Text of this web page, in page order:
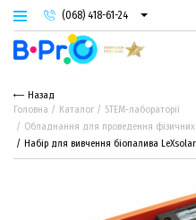
(068) 418-61-24
(093) 974-66-94
(095) 987-29-55
Назад
Головна
Каталог
STEM-лабораторії
Обладнання для проведення фізичних
Набір для вивчення біопалива LeXsolar